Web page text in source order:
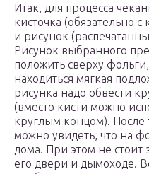
Итак, для процесса
кисточка (обязательно
и рисунок
Рисунок выбранного
положить сверху
находиться мягкая
рисунка надо обвести
(вместо кисти можно
круглым концом). После
можно увидеть, что на
дома. При этом не стоит
его двери и дымоходе.